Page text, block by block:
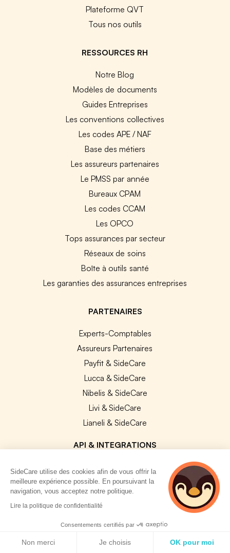
Plateforme QVT
Tous nos outils
RESSOURCES RH
Notre Blog
Modèles de documents
Guides Entreprises
Les conventions collectives
Les codes APE / NAF
Base des métiers
Les assureurs partenaires
Le PMSS par année
Bureaux CPAM
Les codes CCAM
Les OPCO
Tops assurances par secteur
Réseaux de soins
Boîte à outils santé
Les garanties des assurances entreprises
PARTENAIRES
Experts-Comptables
Assureurs Partenaires
Payfit & SideCare
Lucca & SideCare
Nibelis & SideCare
Livi & SideCare
Lianeli & SideCare
API & INTEGRATIONS
Les SIRH / Systèmes de paie connectés
A PROPOS
Se connecter
Centre d'aide
SideCare utilise des cookies afin de vous offrir la
meilleure expérience possible. En poursuivant la
navigation, vous acceptez notre politique.
Lire la politique de confidentialité
Consentements certifiés par
Non merci Je choisis OK pour moi
2 personnes
consultent
actuellement cette